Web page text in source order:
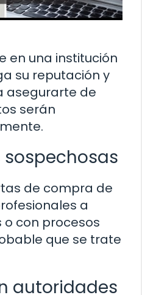
en una institución
su reputación y
asegurarte de
serán
de compra de
a
o con procesos
que se trate
autoridades